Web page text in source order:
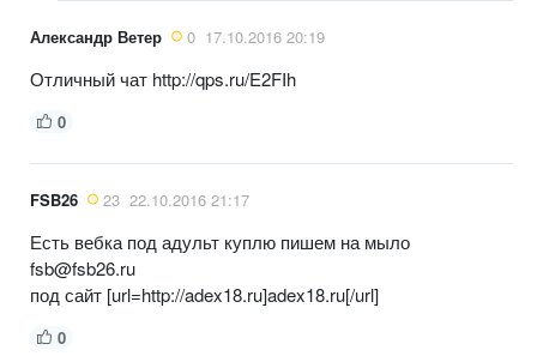
Александр Ветер 0 17.10.2016 20:19
Отличный чат http://qps.ru/E2FIh
0
FSB26 23 22.10.2016 21:17
Есть вебка под адульт куплю пишем на мыло
fsb@fsb26.ru
под сайт [url=http://adex18.ru]adex18.ru[/url]
0